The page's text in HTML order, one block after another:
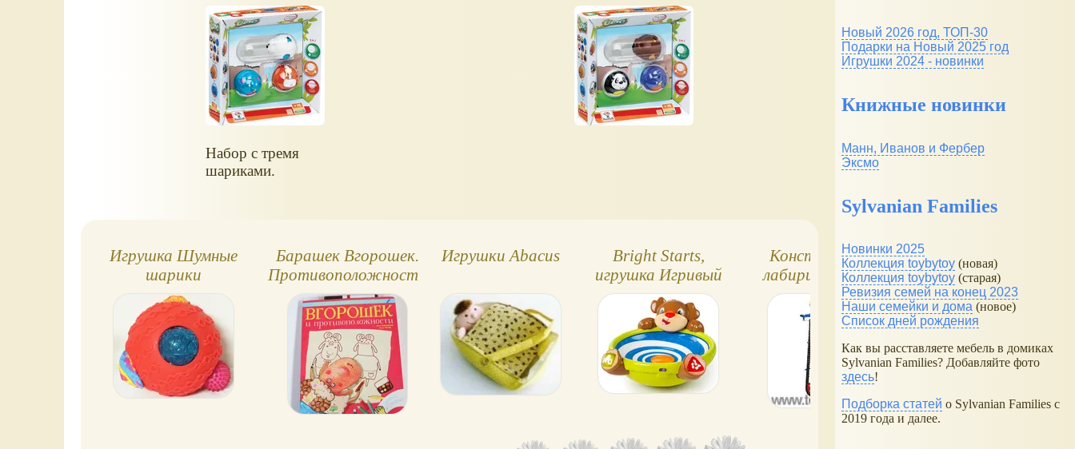
Набор с тремя
шариками.
Игрушка Шумные
шарики
Барашек Вгорошек.
Противоположности
Игрушки Abacus
Bright Starts,
игрушка Игривый
щенок
Конструкторы-
лабиринты TOTO
TOYS
Путешествие
шарика. Обзор
Новый 2026 год, ТОП-30
Подарки на Новый 2025 год
Игрушки 2024 - новинки
Книжные новинки
Манн, Иванов и Фербер
Эксмо
Sylvanian Families
Новинки 2025
Коллекция toybytoy (новая)
Коллекция toybytoy (старая)
Ревизия семей на конец 2023
Наши семейки и дома (новое)
Список дней рождения
Как вы расставляете мебель в домиках
Sylvanian Families? Добавляйте фото
здесь!
Подборка статей о Sylvanian Families с
2019 года и далее.